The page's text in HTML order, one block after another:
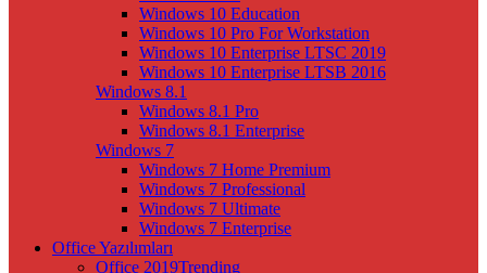
Windows 10 Education
Windows 10 Pro For Workstation
Windows 10 Enterprise LTSC 2019
Windows 10 Enterprise LTSB 2016
Windows 8.1
Windows 8.1 Pro
Windows 8.1 Enterprise
Windows 7
Windows 7 Home Premium
Windows 7 Professional
Windows 7 Ultimate
Windows 7 Enterprise
Office Yazılımları
Office 2019Trending